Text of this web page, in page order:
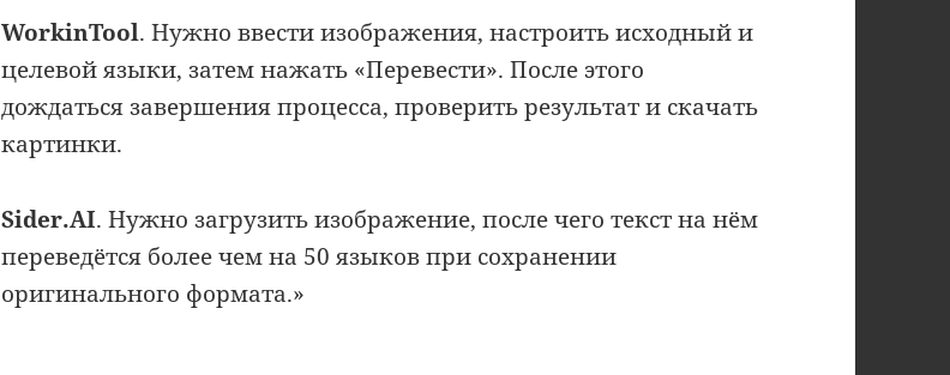
WorkinTool. Нужно ввести изображения, настроить исходный и
целевой языки, затем нажать «Перевести». После этого
дождаться завершения процесса, проверить результат и скачать
картинки.
Sider.AI. Нужно загрузить изображение, после чего текст на нём
переведётся более чем на 50 языков при сохранении
оригинального формата.»